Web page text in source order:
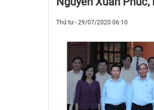
Thứ tư - 29/07/2020 06:10